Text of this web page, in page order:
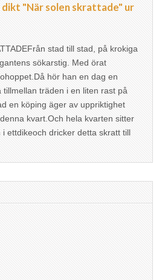
"När solen skrattade" ur
stad till stad, på krokiga
sökarstig. Med örat
hör han en dag en
träden i en liten rast på
en köping äger av uppriktighet
kvart.Och hela kvarten sitter
ettdikeoch dricker detta skratt till